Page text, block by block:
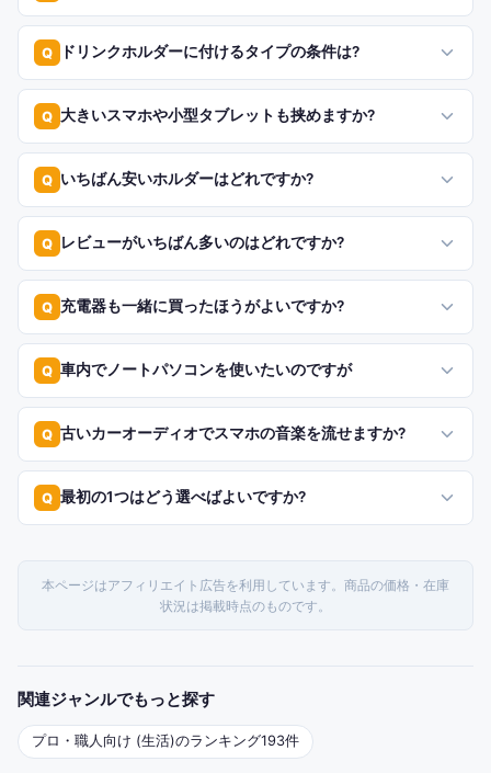
Q ドリンクホルダーに付けるタイプの条件は?
Q 大きいスマホや小型タブレットも挟めますか?
Q いちばん安いホルダーはどれですか?
Q レビューがいちばん多いのはどれですか?
Q 充電器も一緒に買ったほうがよいですか?
Q 車内でノートパソコンを使いたいのですが
Q 古いカーオーディオでスマホの音楽を流せますか?
Q 最初の1つはどう選べばよいですか?
本ページはアフィリエイト広告を利用しています。商品の価格・在庫
状況は掲載時点のものです。
関連ジャンルでもっと探す
プロ・職人向け (生活)のランキング193件